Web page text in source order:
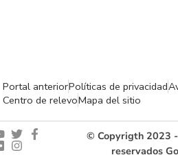
Portal anteriorPolíticas de privacidad
Centro de relevoMapa del sitio
© Copyrigth 2023
reservados